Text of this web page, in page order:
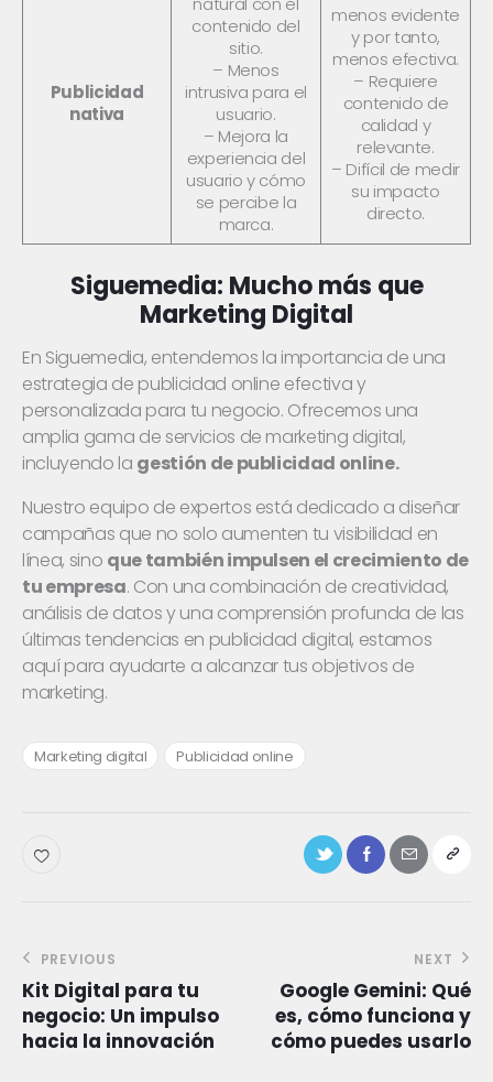
Publicidad
nativa
contenido del
sitio.
– Menos
intrusiva para el
usuario.
– Mejora la
experiencia del
usuario y cómo
se percibe la
marca.
menos evidente
y por tanto,
menos efectiva.
– Requiere
contenido de
calidad y
relevante.
– Difícil de medir
su impacto
directo.
Siguemedia: Mucho más que
Marketing Digital
En Siguemedia, entendemos la importancia de una
estrategia de publicidad online efectiva y
personalizada para tu negocio. Ofrecemos una
amplia gama de servicios de marketing digital,
incluyendo la gestión de publicidad online.
Nuestro equipo de expertos está dedicado a diseñar
campañas que no solo aumenten tu visibilidad en
línea, sino que también impulsen el crecimiento de
tu empresa. Con una combinación de creatividad,
análisis de datos y una comprensión profunda de las
últimas tendencias en publicidad digital, estamos
aquí para ayudarte a alcanzar tus objetivos de
marketing.
Marketing digital Publicidad online
PREVIOUS
Kit Digital para tu
negocio: Un impulso
hacia la innovación
NEXT
Google Gemini: Qué
es, cómo funciona y
cómo puedes usarlo